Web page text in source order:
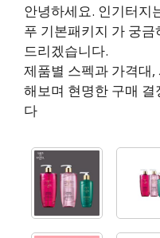
안녕하세요. 인기터지
푸 기본패키지 가 궁
드리겠습니다.
제품별 스펙과 가격대
해보며 현명한 구매
다